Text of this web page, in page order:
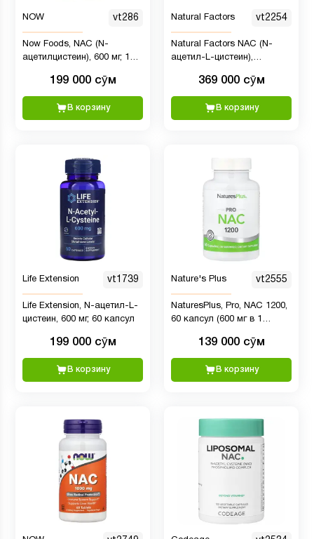
NOW vt286
Now Foods, NAC (N-
ацетилцистеин), 600 мг, 100
199 000 сӯм
В корзину
Natural Factors vt2254
Natural Factors NAC (N-
ацетил-L-цистеин),
форме, 600 мг, 180
вегетарианских капсул
369 000 сӯм
В корзину
Life Extension vt1739
Life Extension, N-ацетил-L-
цистеин, 600 мг, 60 капсул
199 000 сӯм
В корзину
Nature's Plus vt2555
NaturesPlus, Pro, NAC 1200,
60 капсул (600 мг в 1
139 000 сӯм
В корзину